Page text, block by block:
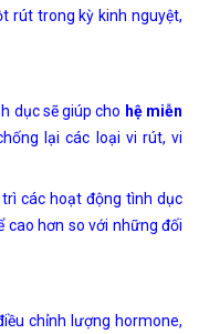
rút trong kỳ kinh nguyệt,
dục sẽ giúp cho hệ miễn
lại các loại vi rút, vi
các hoạt động tình dục
hơn so với những đối
chỉnh lượng hormone,